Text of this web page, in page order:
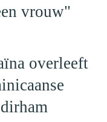
vrouw"
overleeft